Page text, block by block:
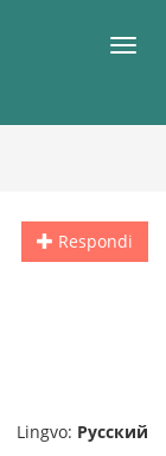
Respondi
Lingvo: Русский